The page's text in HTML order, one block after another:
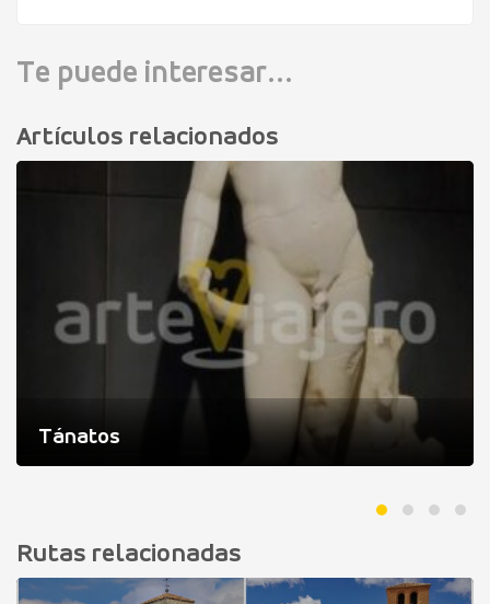
Te puede interesar...
Artículos relacionados
Tánatos
Rutas relacionadas